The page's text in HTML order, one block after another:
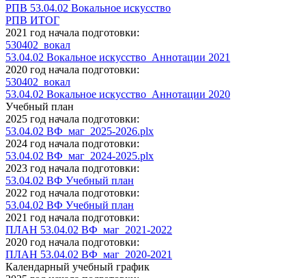
РПВ 53.04.02 Вокальное искусство
РПВ ИТОГ
2021 год начала подготовки:
530402_вокал
53.04.02 Вокальное искусство_Аннотации 2021
2020 год начала подготовки:
530402_вокал
53.04.02 Вокальное искусство_Аннотации 2020
Учебный план
2025 год начала подготовки:
53.04.02 ВФ_маг_2025-2026.plx
2024 год начала подготовки:
53.04.02 ВФ_маг_2024-2025.plx
2023 год начала подготовки:
53.04.02 ВФ Учебный план
2022 год начала подготовки:
53.04.02 ВФ Учебный план
2021 год начала подготовки:
ПЛАН 53.04.02 ВФ_маг_2021-2022
2020 год начала подготовки:
ПЛАН 53.04.02 ВФ_маг_2020-2021
Календарный учебный график